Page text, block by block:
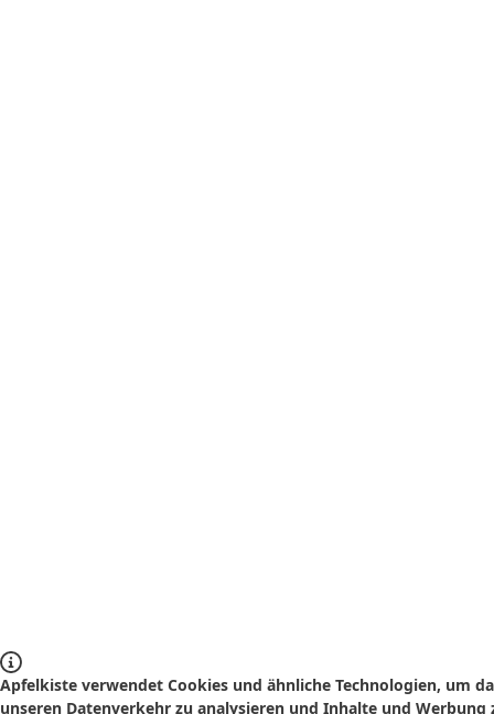
Apfelkiste verwendet Cookies und ähnliche Technologien, um
unseren Datenverkehr zu analysieren und Inhalte und